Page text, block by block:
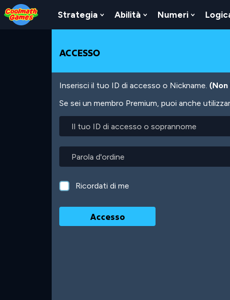
Skip
to
Top
Skip
to
Navigation
Skip
to
Main
Skip
to
Footer
Salta
al
contenuto
Strategia
Show
Submenu
Abilità
Show
Submenu
Numeri
Show
ACCESSO
Inserisci il tuo ID di accesso o Nickname. (Non
Se sei un membro Premium, puoi anche
tuo
di
accesso
o
soprannome
d'ordine
Ricordati di me